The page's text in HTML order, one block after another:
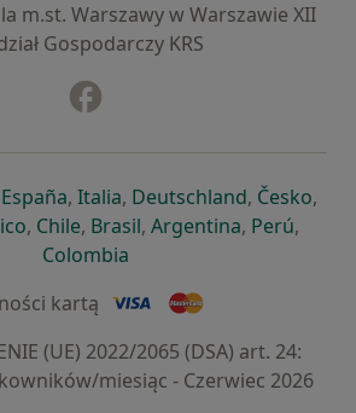
m.st. Warszawy w Warszawie XII
Gospodarczy KRS
w nowej karcie
się w nowej karcie
Españaotwiera się w nowej karcie
, Italiaotwiera się w nowej
, Deutschlandotwiera się
, Česko,
się w nowej karcie
otwiera się w nowej karcie
, Chileotwiera się w nowej karcie
, Brasilotwiera się w nowej
, Argentinaotwiera się
, Perú,
Colombia
kartą
(UE) 2022/2065 (DSA) art. 24:
miesiąc - Czerwiec 2026